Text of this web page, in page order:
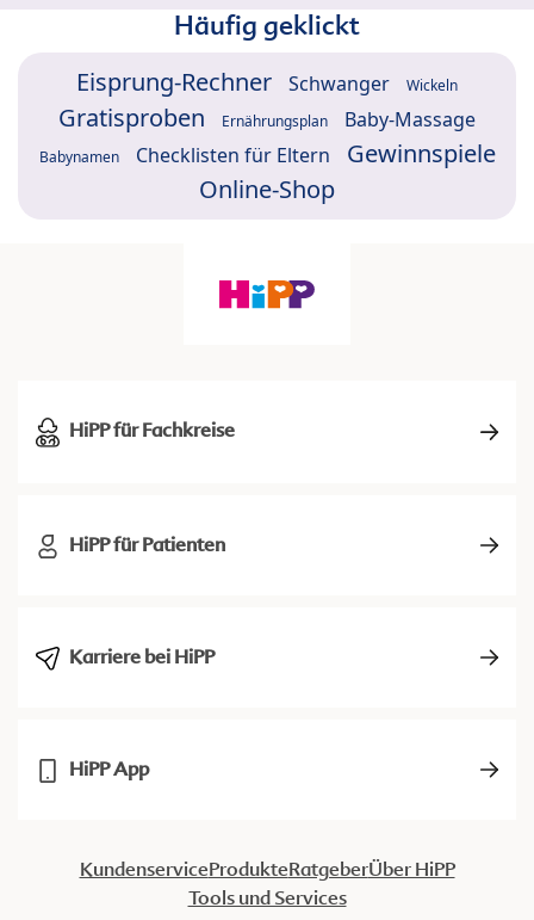
Häufig geklickt
Eisprung-Rechner Schwanger Wickeln
Gratisproben Ernährungsplan Baby-Massage
Babynamen Checklisten für Eltern
Gewinnspiele
Online-Shop
HiPP für Fachkreise
HiPP für Patienten
Karriere bei HiPP
HiPP App
KundenserviceProdukteRatgeberÜber HiPP
Tools und Services